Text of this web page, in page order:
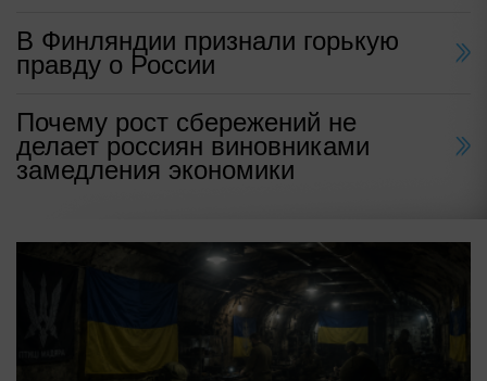
В Финляндии признали горькую
правду о России
Почему рост сбережений не
делает россиян виновниками
замедления экономики